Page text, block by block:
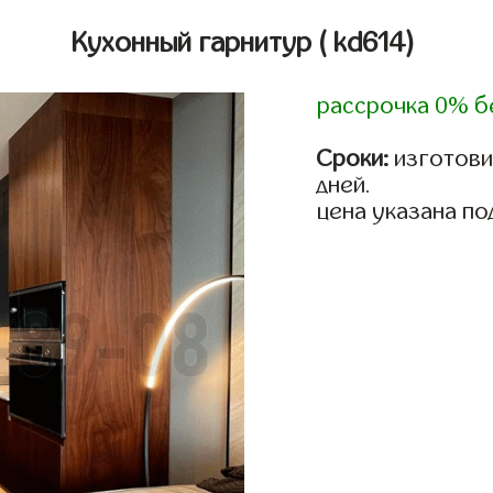
Кухонный гарнитур ( kd614)
рассрочка 0%
Сроки:
дней.
цена указана